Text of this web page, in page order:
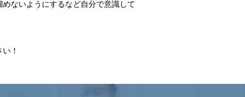
ないようにするなど自分で意識して
！